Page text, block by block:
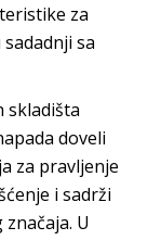
za
sa
skladišta
doveli
za pravljenje
i sadrži
U